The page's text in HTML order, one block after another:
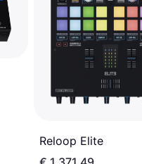
Reloop Elite